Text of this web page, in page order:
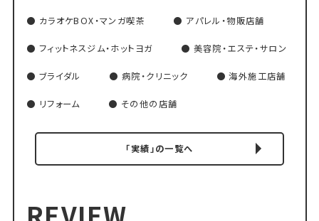
カラオケBOX・マンガ喫茶 アパレル・物販店舗
フィットネスジム・ホットヨガ 美容院・エステ・サロン
ブライダル 病院・クリニック 海外施工店舗
リフォーム その他の店舗
「実績」の一覧へ